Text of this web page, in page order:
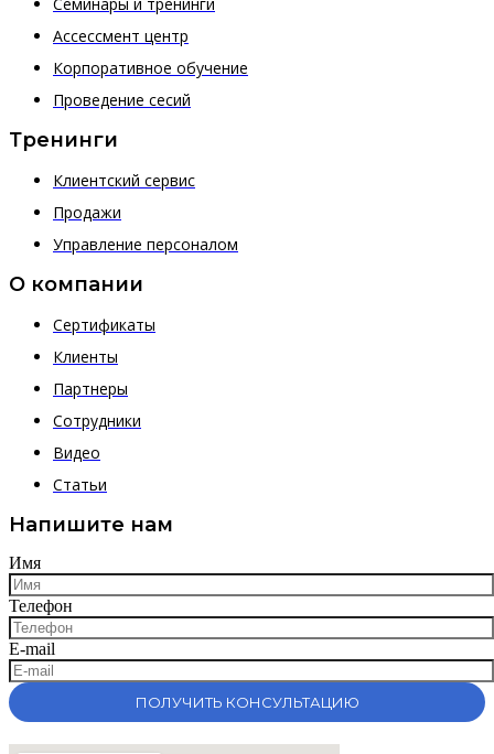
Ассессмент центр
Корпоративное обучение
Проведение сесий
Тренинги
Клиентский сервис
Продажи
Управление персоналом
О компании
Сертификаты
Клиенты
Партнеры
Сотрудники
Видео
Статьи
Напишите нам
Имя
Телефон
E-mail